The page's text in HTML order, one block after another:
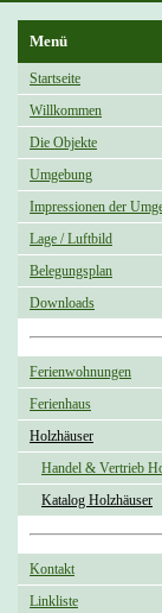
Menü
Startseite
Willkommen
Die Objekte
Umgebung
Impressionen der
Lage / Luftbild
Belegungsplan
Downloads
Ferienwohnungen
Ferienhaus
Holzhäuser
Handel & Vertrieb
Katalog Holzhäuser
Kontakt
Linkliste